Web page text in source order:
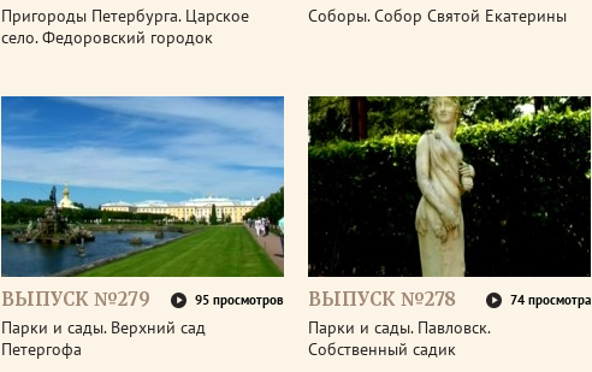
Пригороды Петербурга. Царское
село. Федоровский городок
Соборы. Собор Святой Екатерины
ВЫПУСК №279 95 просмотров
Парки и сады. Верхний сад
Петергофа
ВЫПУСК №278 74 просмотра
Парки и сады. Павловск.
Собственный садик